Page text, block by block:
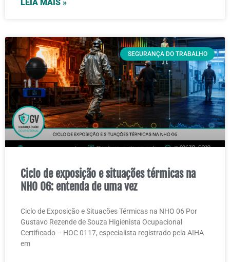
LEIA MAIS »
SEGURANÇA DO TRABALHO
Ciclo de exposição e situações térmicas na
NHO 06: entenda de uma vez
Ciclo de Exposição e Situações Térmicas na NHO 06 Por
Gustavo Rezende de Souza Higienista Ocupacional
Certificado – HOC 0117, especialista registrado pela AIHA
em